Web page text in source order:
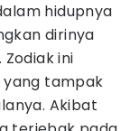
hidupnya
dirinya
ini
tampak
Akibat